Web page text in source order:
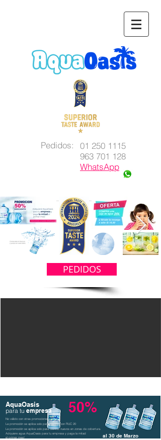
Pedidos:
01 250 1115
963 701 128
WhatsApp
PEDIDOS
para tu
AquaOasis 50%
La promoción se aplica solo para clientes con RUC 20
La promoción se aplica solo para clientes nuevos en zonas de cobertura.
Adquiere agua AquaOasis para tu empresa y paga la mitad
el primer mes!
No válido con otras promociones
empresa
al 30 de Marzo